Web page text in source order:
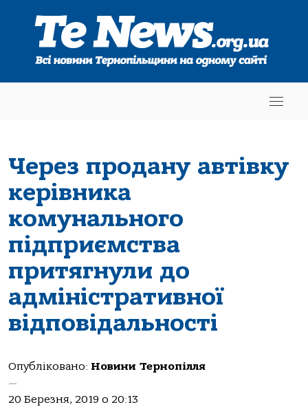
Через продану автівку
керівника
комунального
підприємства
притягнули до
адміністративної
відповідальності
Опубліковано: Новини Тернопілля
—
20 Березня, 2019 о 20:13